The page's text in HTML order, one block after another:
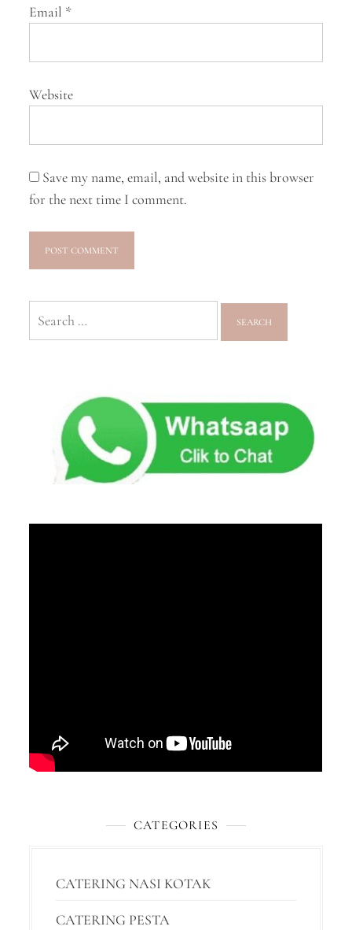
Email *
Website
Save my name, email, and website in this browser
for the next time I comment.
CATEGORIES
CATERING NASI KOTAK
CATERING PESTA